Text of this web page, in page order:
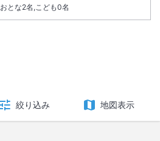
とな2名,こども0名
絞り込み 地図表示